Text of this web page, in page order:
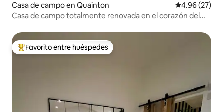
Casa de campo en Quainton Calificación
4.96 (27)
Casa de campo totalmente renovada en el corazón del
Favorito entre huéspedes preferido
Favorito entre huéspedes